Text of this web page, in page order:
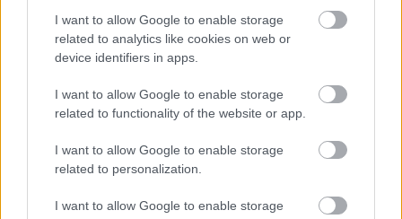
I want to allow Google to enable storage
related to analytics like cookies on web or
device identifiers in apps.
I want to allow Google to enable storage
related to functionality of the website or app.
I want to allow Google to enable storage
related to personalization.
I want to allow Google to enable storage
jegyet az ötéves Barba Negra